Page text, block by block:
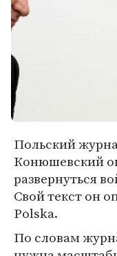
Польский
Конюшевский
развернуться
Свой текст он
Polska.
По словам